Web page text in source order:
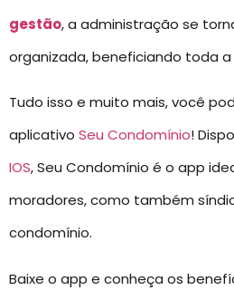
gestão, a administração se
organizada, beneficiando toda
Tudo isso e muito mais, você
aplicativo Seu Condomínio!
IOS, Seu Condomínio é o app
moradores, como também
condomínio.
Baixe o app e conheça os